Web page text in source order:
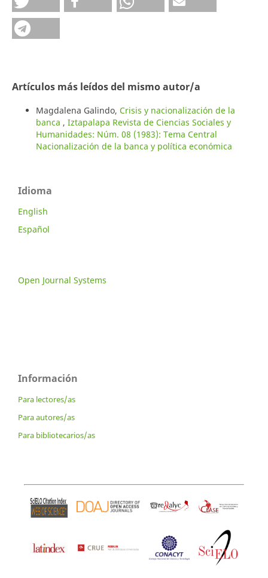
Artículos más leídos del mismo autor/a
Magdalena Galindo, Crisis y nacionalización de la
banca , Iztapalapa Revista de Ciencias Sociales y
Humanidades: Núm. 08 (1983): Tema Central
Nacionalización de la banca y política económica
Idioma
English
Español
Open Journal Systems
Información
Para lectores/as
Para autores/as
Para bibliotecarios/as